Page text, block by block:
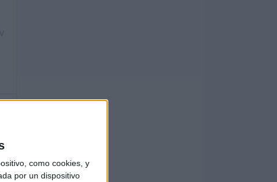
como cookies, y
por un dispositivo